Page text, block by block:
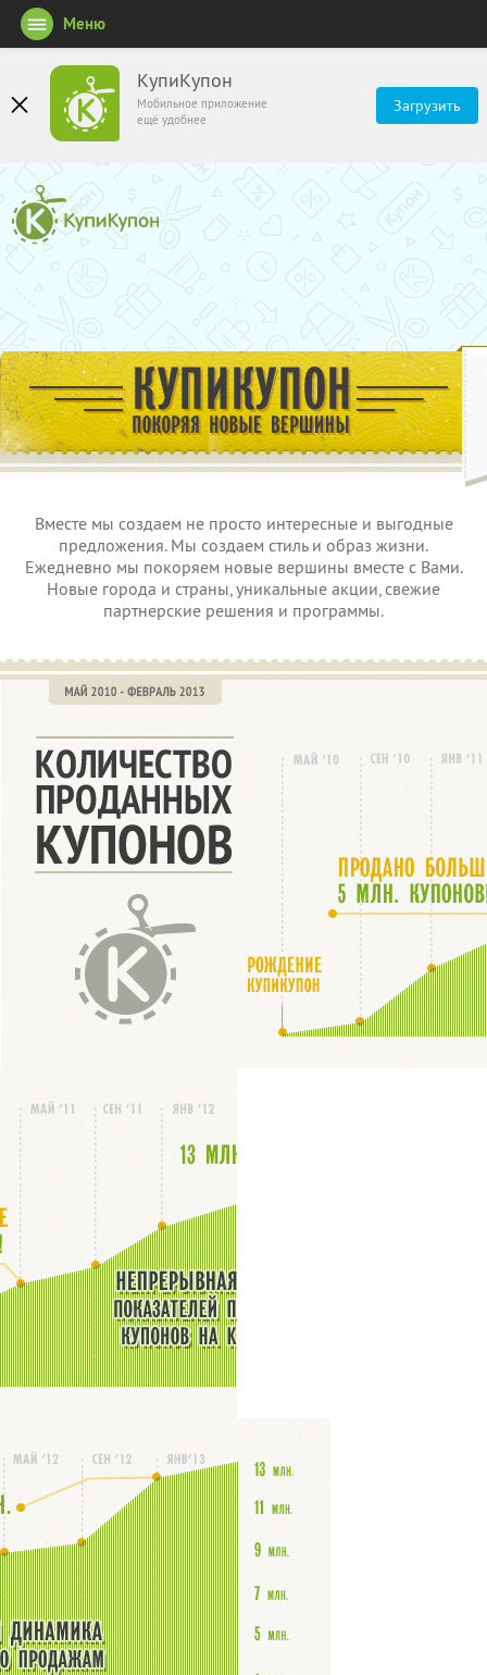
КупиКупон
Мобильное приложение
ещё удобнее
Загрузить
Меню
Вместе мы создаем не просто интересные и выгодные
предложения. Мы создаем стиль и образ жизни.
Ежедневно мы покоряем новые вершины вместе с Вами.
Новые города и страны, уникальные акции, свежие
партнерские решения и программы.